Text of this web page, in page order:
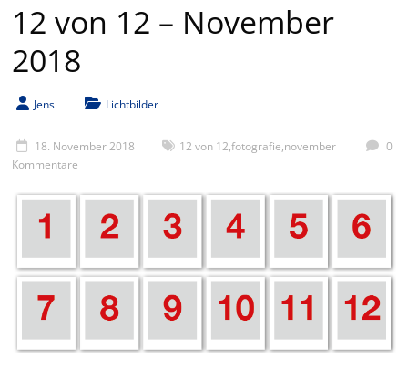
12 von 12 – November
2018
Jens Lichtbilder
18. November 2018 12 von 12,fotografie,november
0
Kommentare